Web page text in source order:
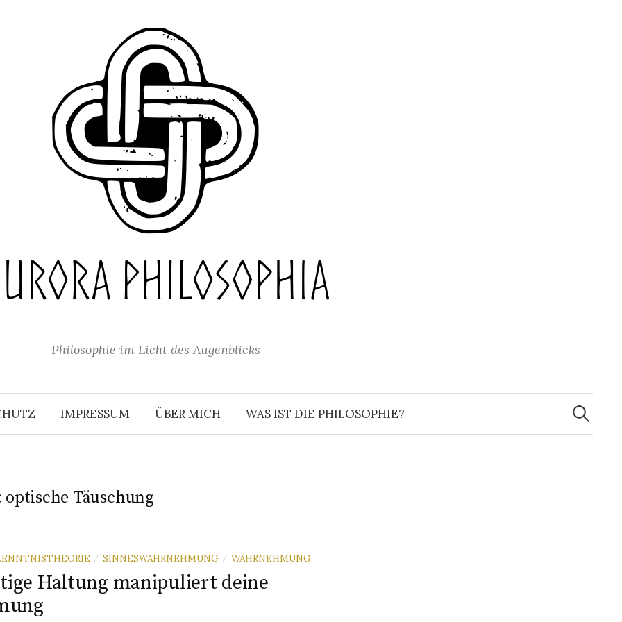
Philosophie im Licht des Augenblicks
IMPRESSUM ÜBER MICH WAS IST DIE PHILOSOPHIE?
Suchen
nach:
optische Täuschung
/ SINNESWAHRNEHMUNG / WAHRNEHMUNG
Haltung manipuliert deine